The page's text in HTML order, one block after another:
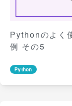
Pythonのよく
例 その5
Python